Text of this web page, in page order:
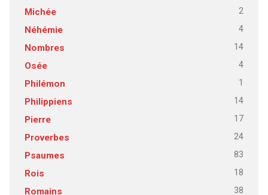
Michée 2
Néhémie 4
Nombres 14
Osée 4
Philémon 1
Philippiens 14
Pierre 17
Proverbes 24
Psaumes 83
Rois 18
Romains 38